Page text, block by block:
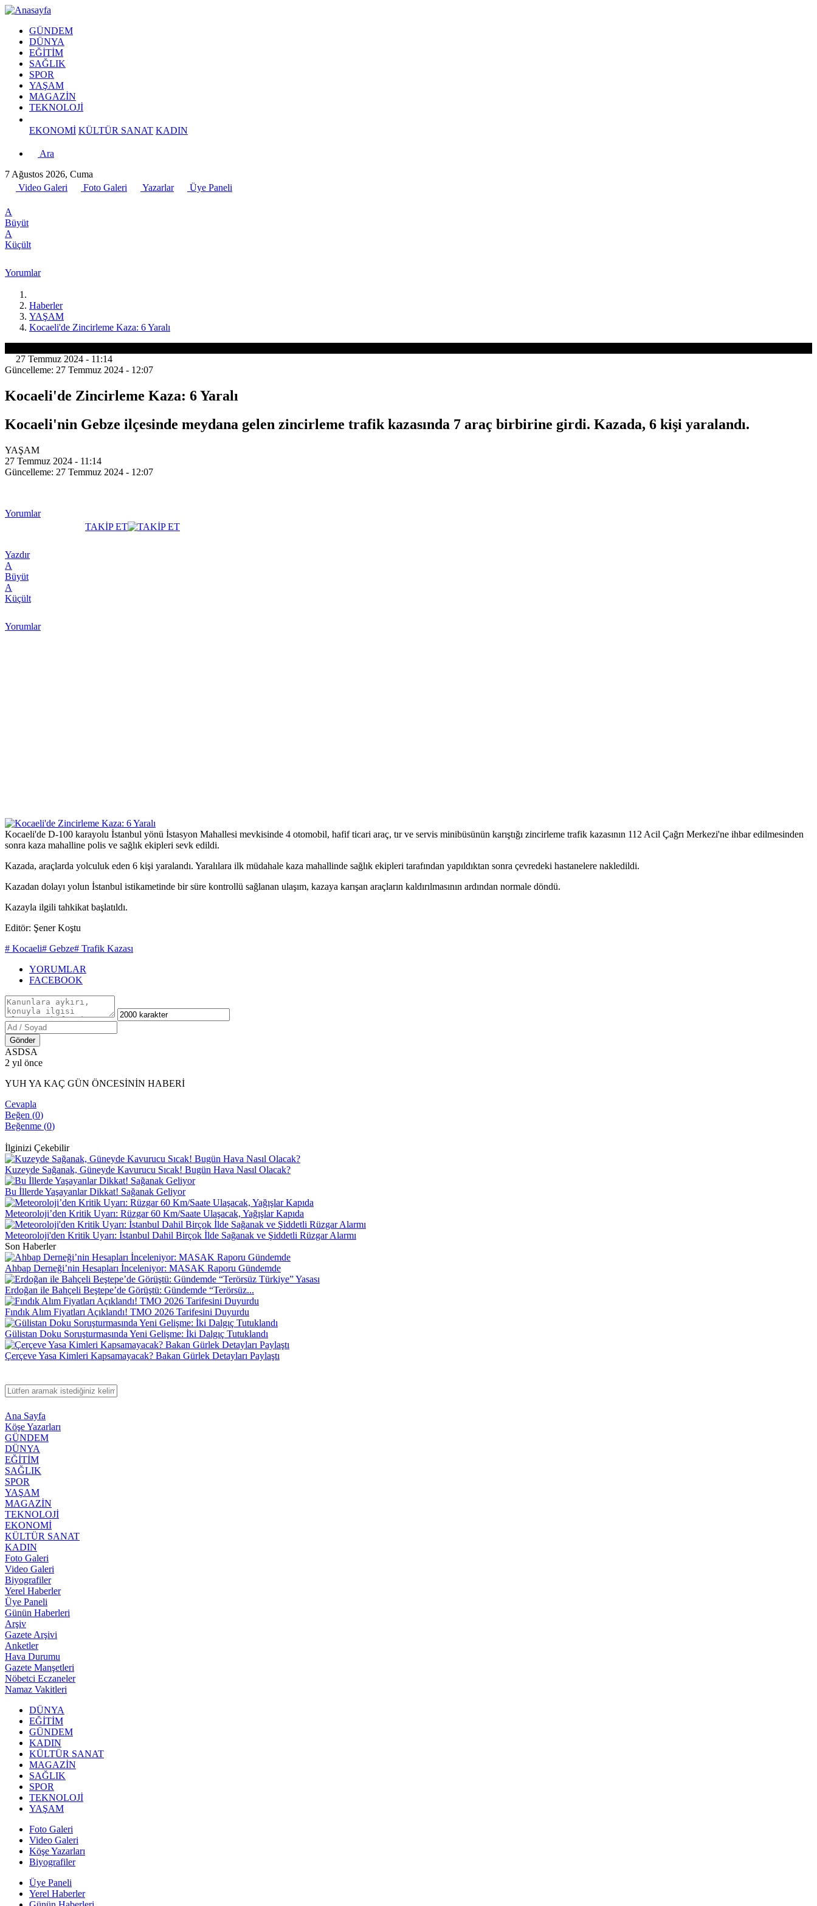
GÜNDEM
DÜNYA
EĞİTİM
SAĞLIK
SPOR
YAŞAM
MAGAZİN
TEKNOLOJİ
EKONOMİ KÜLTÜR SANAT KADIN
Ara
7 Ağustos 2026, Cuma
Video Galeri
Foto Galeri Yazarlar Üye Paneli
A
Büyüt
A
Küçült
Yorumlar
Haberler
YAŞAM
Kocaeli'de Zincirleme Kaza: 6 Yaralı
27 Temmuz 2024 - 11:14
Güncelleme: 27 Temmuz 2024 - 12:07
Kocaeli'de Zincirleme Kaza: 6 Yaralı
Kocaeli'nin Gebze ilçesinde meydana gelen zincirleme trafik kazasında 7 araç birbirine girdi. Kazada, 6 kişi yaralandı.
YAŞAM
27 Temmuz 2024 - 11:14
Güncelleme: 27 Temmuz 2024 - 12:07
Yorumlar
TAKİP ET
Yazdır
A
Büyüt
A
Küçült
Yorumlar
Kocaeli'de D-100 karayolu İstanbul yönü İstasyon Mahallesi mevkisinde 4 otomobil, hafif ticari araç, tır ve servis minibüsünün karıştığı zincirleme trafik kazasının 112 Acil Çağrı Merkezi'ne ihbar edilmesinden
sonra kaza mahalline polis ve sağlık ekipleri sevk edildi.
Kazada, araçlarda yolculuk eden 6 kişi yaralandı. Yaralılara ilk müdahale kaza mahallinde sağlık ekipleri tarafından yapıldıktan sonra çevredeki hastanelere nakledildi.
Kazadan dolayı yolun İstanbul istikametinde bir süre kontrollü sağlanan ulaşım, kazaya karışan araçların kaldırılmasının ardından normale döndü.
Kazayla ilgili tahkikat başlatıldı.
Editör: Şener Koştu
# Kocaeli# Gebze# Trafik Kazası
YORUMLAR
FACEBOOK
Gönder
ASDSA
2 yıl önce
YUH YA KAÇ GÜN ÖNCESİNİN HABERİ
Cevapla
Beğen (0)
Beğenme (0)
İlginizi Çekebilir
Kuzeyde Sağanak, Güneyde Kavurucu Sıcak! Bugün Hava Nasıl Olacak?
Bu İllerde Yaşayanlar Dikkat! Sağanak Geliyor
Meteoroloji’den Kritik Uyarı: Rüzgar 60 Km/Saate Ulaşacak, Yağışlar Kapıda
Meteoroloji'den Kritik Uyarı: İstanbul Dahil Birçok İlde Sağanak ve Şiddetli Rüzgar Alarmı
Son Haberler
Ahbap Derneği’nin Hesapları İnceleniyor: MASAK Raporu Gündemde
Erdoğan ile Bahçeli Beştepe’de Görüştü: Gündemde “Terörsüz...
Fındık Alım Fiyatları Açıklandı! TMO 2026 Tarifesini Duyurdu
Gülistan Doku Soruşturmasında Yeni Gelişme: İki Dalgıç Tutuklandı
Çerçeve Yasa Kimleri Kapsamayacak? Bakan Gürlek Detayları Paylaştı
Ana Sayfa
Köşe Yazarları
GÜNDEM
DÜNYA
EĞİTİM
SAĞLIK
SPOR
YAŞAM
MAGAZİN
TEKNOLOJİ
EKONOMİ
KÜLTÜR SANAT
KADIN
Foto Galeri
Video Galeri
Biyografiler
Yerel Haberler
Üye Paneli
Günün Haberleri
Arşiv
Gazete Arşivi
Anketler
Hava Durumu
Gazete Manşetleri
Nöbetci Eczaneler
Namaz Vakitleri
DÜNYA
EĞİTİM
GÜNDEM
KADIN
KÜLTÜR SANAT
MAGAZİN
SAĞLIK
SPOR
TEKNOLOJİ
YAŞAM
Foto Galeri
Video Galeri
Köşe Yazarları
Biyografiler
Üye Paneli
Yerel Haberler